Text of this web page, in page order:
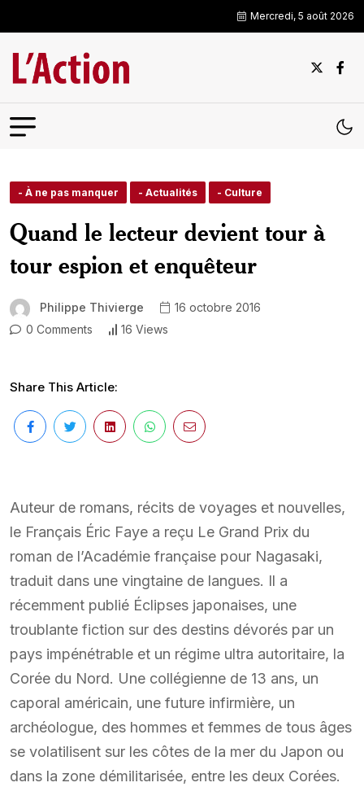
Mercredi, 5 août 2026
- À ne pas manquer - Actualités - Culture
Quand le lecteur devient tour à
tour espion et enquêteur
Philippe Thivierge
16 octobre 2016
0 Comments
16 Views
Share This Article:
Auteur de romans, récits de voyages et nouvelles,
le Français Éric Faye a reçu Le Grand Prix du
roman de l’Académie française pour Nagasaki,
traduit dans une vingtaine de langues. Il a
récemment publié Éclipses japonaises, une
troublante fiction sur des destins dévorés par un
pays impénétrable et un régime ultra autoritaire, la
Corée du Nord. Une collégienne de 13 ans, un
caporal américain, une future infirmière, un
archéologue, des hommes et femmes de tous âges
se volatilisent sur les côtes de la mer du Japon ou
dans la zone démilitarisée, entre les deux Corées.